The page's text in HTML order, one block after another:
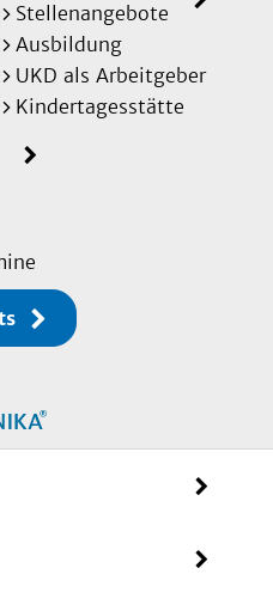
Stellenangebote
Ausbildung
UKD als Arbeitgeber
Kindertagesstätte